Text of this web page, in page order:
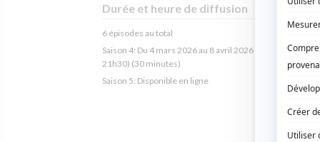
Durée et heure de diffusion
6 épisodes au total
Saison 4: Du 4 mars 2026 au 8 avril 2026 (chaque
21h30) (30 minutes)
Saison 5: Disponible en ligne